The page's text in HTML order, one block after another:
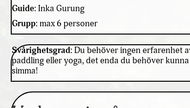
Guide:Inka Gurung
Grupp:max 6 personer
Svårighetsgrad:Du behöver ingen erfarenhet
paddling eller yoga, det enda du behöver
simma!